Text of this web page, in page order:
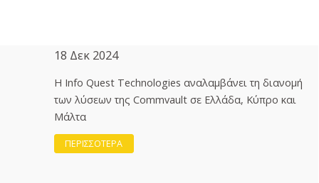
18 Δεκ 2024
Η Info Quest Technologies αναλαμβάνει τη διανομή
των λύσεων της Commvault σε Ελλάδα, Κύπρο και
Μάλτα
ΠΕΡΙΣΣΟΤΕΡΑ